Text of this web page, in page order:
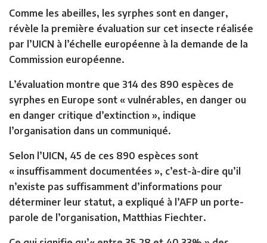
Comme les abeilles, les syrphes sont en danger,
révèle la première évaluation sur cet insecte réalisée
par l’UICN à l’échelle européenne à la demande de la
Commission européenne.
L’évaluation montre que 314 des 890 espèces de
syrphes en Europe sont « vulnérables, en danger ou
en danger critique d’extinction », indique
l’organisation dans un communiqué.
Selon l’UICN, 45 de ces 890 espèces sont
« insuffisamment documentées », c’est-à-dire qu’il
n’existe pas suffisamment d’informations pour
déterminer leur statut, a expliqué à l’AFP un porte-
parole de l’organisation, Matthias Fiechter.